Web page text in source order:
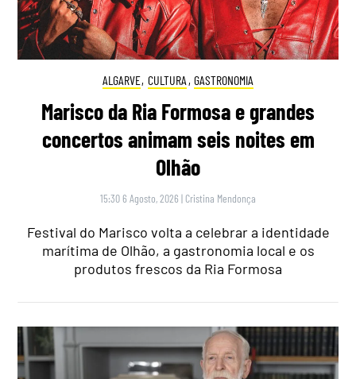
ALGARVE, CULTURA , GASTRONOMIA
Marisco da Ria Formosa e grandes
concertos animam seis noites em
Olhão
15:30 6 Agosto, 2026 | Cristina Mendonça
Festival do Marisco volta a celebrar a identidade
marítima de Olhão, a gastronomia local e os
produtos frescos da Ria Formosa